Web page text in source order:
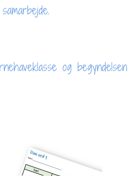
og begyndelsen